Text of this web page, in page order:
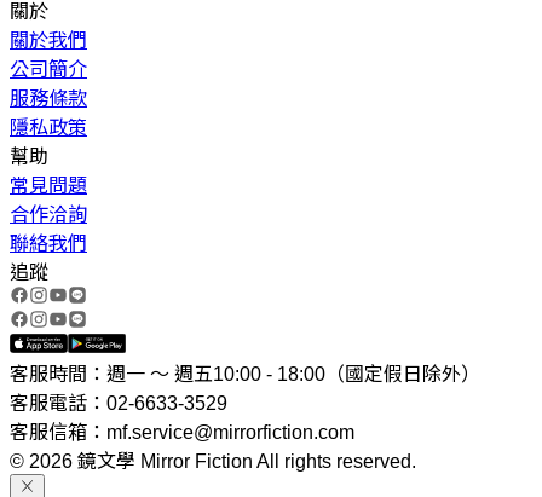
關於
關於我們
公司簡介
服務條款
隱私政策
幫助
常見問題
合作洽詢
聯絡我們
追蹤
客服時間：週一 ～ 週五10:00 - 18:00（國定假日除外）
客服電話：02-6633-3529
客服信箱：mf.service@mirrorfiction.com
© 2026 鏡文學 Mirror Fiction All rights reserved.